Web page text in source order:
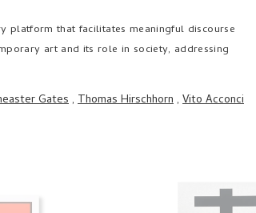
platform that facilitates meaningful discourse
art and its role in society, addressing
Gates, Thomas Hirschhorn, Vito Acconci